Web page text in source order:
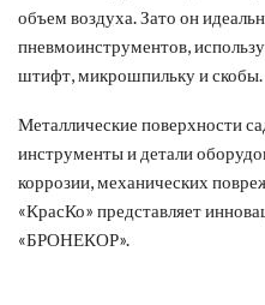
объем воздуха. Зато он
пневмоинструментов,
штифт, микрошпильку и скобы.
Металлические поверхности
инструменты и детали
коррозии, механических
«КрасКо» представляет
«БРОНЕКОР».